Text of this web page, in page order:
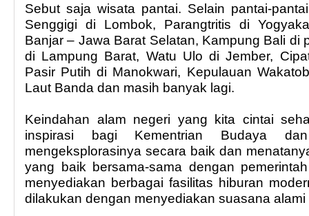
Sebut saja wisata pantai. Selain pantai-
Senggigi di Lombok, Parangtritis di
Banjar – Jawa Barat Selatan, Kampung Bali di
di Lampung Barat, Watu Ulo di Jember,
Pasir Putih di Manokwari, Kepulauan
Laut Banda dan masih banyak lagi.
Keindahan alam negeri yang kita cintai
inspirasi bagi Kementrian Budaya
mengeksplorasinya secara baik dan
yang baik bersama-sama dengan
menyediakan berbagai fasilitas hiburan
dilakukan dengan menyediakan suasana